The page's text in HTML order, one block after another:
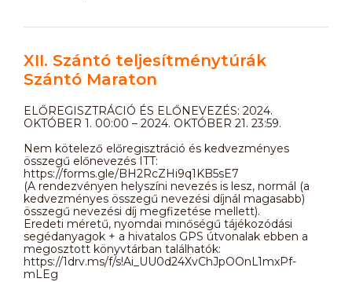
XII. Szántó teljesítménytúrák
Szántó Maraton
ELŐREGISZTRÁCIÓ ÉS ELŐNEVEZÉS: 2024.
OKTÓBER 1. 00:00 – 2024. OKTÓBER 21. 23:59.
Nem kötelező előregisztráció és kedvezményes
összegű előnevezés ITT:
https://forms.gle/BH2RcZHi9q1KB5sE7
(A rendezvényen helyszíni nevezés is lesz, normál (a
kedvezményes összegű nevezési díjnál magasabb)
összegű nevezési díj megfizetése mellett).
Eredeti méretű, nyomdai minőségű tájékozódási
segédanyagok + a hivatalos GPS útvonalak ebben a
megosztott könyvtárban találhatók:
https://1drv.ms/f/s!Ai_UU0d24XvChJpOOnL1mxPf-
mLEg